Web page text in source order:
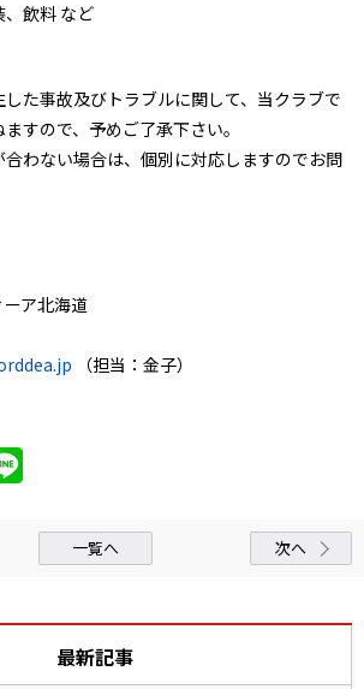
飲料 など
た事故及びトラブルに関して、当クラブで
すので、予めご了承下さい。
わない場合は、個別に対応しますのでお問
ア北海道
（担当：金子）
一覧へ 次へ
最新記事